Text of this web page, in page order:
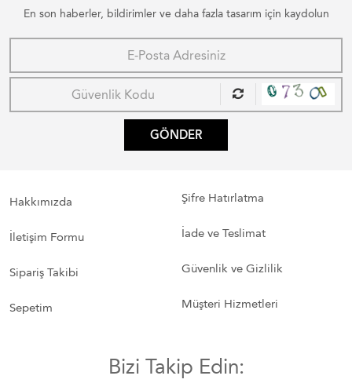
En son haberler, bildirimler ve daha fazla tasarım için kaydolun
GÖNDER
Hakkımızda
İletişim Formu
Sipariş Takibi
Sepetim
Şifre Hatırlatma
İade ve Teslimat
Güvenlik ve Gizlilik
Müşteri Hizmetleri
Bizi Takip Edin: